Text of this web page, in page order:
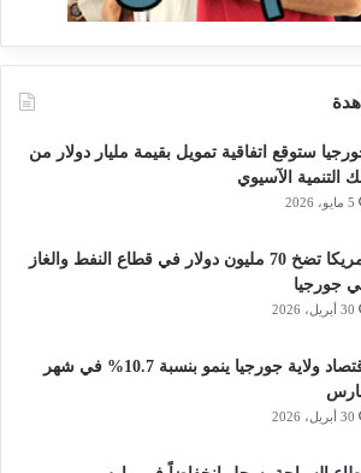
ستوقع اتفاقية تمويل بقيمة مليار دولار من
التنمية الآسيوي
5 مايو، 2026
أمريكا تضخ 70 مليون دولار في قطاع النفط والغاز
جورجيا
30 أبريل، 2026
اقتصاد ولاية جورجيا ينمو بنسبة 10.7% في شهر
30 أبريل، 2026